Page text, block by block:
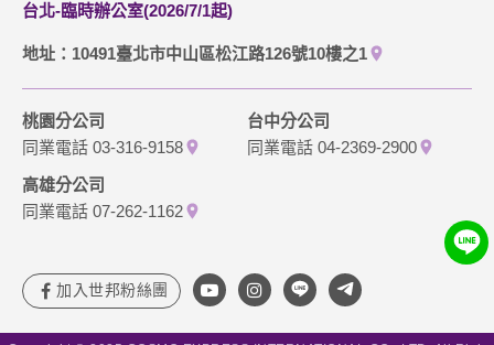
台北-臨時辦公室(2026/7/1起)
地址：10491臺北市中山區松江路126號10樓之1
桃園分公司
同業電話 03-316-9158
台中分公司
同業電話 04-2369-2900
高雄分公司
同業電話 07-262-1162